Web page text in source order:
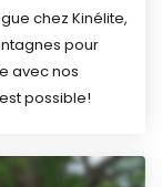
chez Kinélite,
pour
avec nos
possible!